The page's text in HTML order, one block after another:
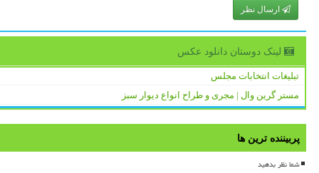
ارسال نظر
لینک دوستان دانلود عكس
تبلیغات انتخابات مجلس
مستر گرین وال | مجری و طراح انواع دیوار سبز
پربیننده ترین ها
شما نظر بدهید